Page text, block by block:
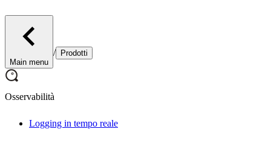
Main menu
/ Prodotti
Osservabilità
Logging in tempo reale